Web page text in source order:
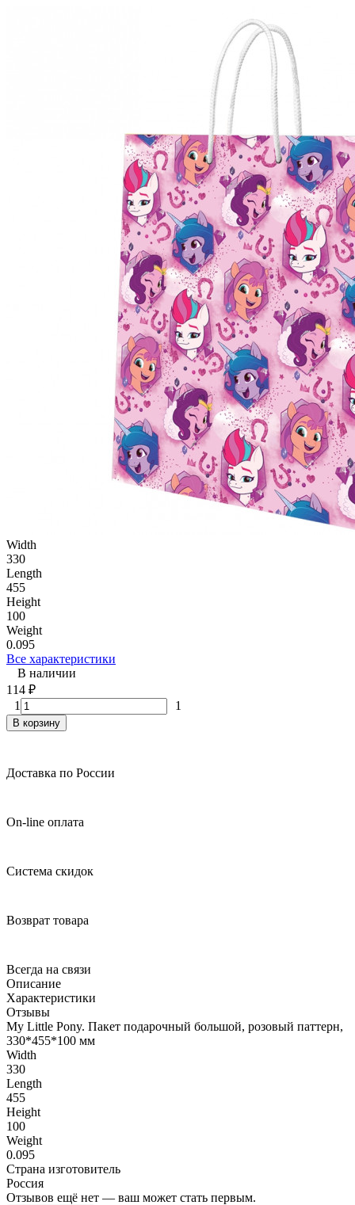
Width
330
Length
455
Height
100
Weight
0.095
Все характеристики
В наличии
114 ₽
1
1
В корзину
Доставка по России
On-line оплата
Система скидок
Возврат товара
Всегда на связи
Описание
Характеристики
Отзывы
My Little Pony. Пакет подарочный большой, розовый паттерн,
330*455*100 мм
Width
330
Length
455
Height
100
Weight
0.095
Страна изготовитель
Россия
Отзывов ещё нет — ваш может стать первым.